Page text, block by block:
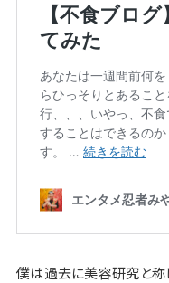
僕は過去に美容研究と